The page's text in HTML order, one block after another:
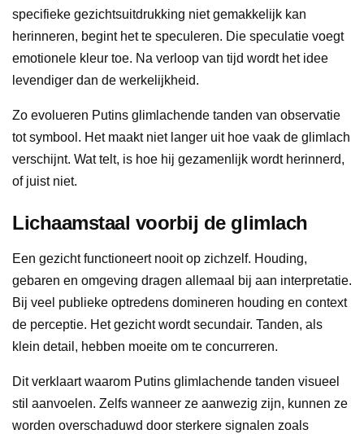
specifieke gezichtsuitdrukking niet gemakkelijk kan
herinneren, begint het te speculeren. Die speculatie voegt
emotionele kleur toe. Na verloop van tijd wordt het idee
levendiger dan de werkelijkheid.
Zo evolueren Putins glimlachende tanden van observatie
tot symbool. Het maakt niet langer uit hoe vaak de glimlach
verschijnt. Wat telt, is hoe hij gezamenlijk wordt herinnerd,
of juist niet.
Lichaamstaal voorbij de glimlach
Een gezicht functioneert nooit op zichzelf. Houding,
gebaren en omgeving dragen allemaal bij aan interpretatie.
Bij veel publieke optredens domineren houding en context
de perceptie. Het gezicht wordt secundair. Tanden, als
klein detail, hebben moeite om te concurreren.
Dit verklaart waarom Putins glimlachende tanden visueel
stil aanvoelen. Zelfs wanneer ze aanwezig zijn, kunnen ze
worden overschaduwd door sterkere signalen zoals